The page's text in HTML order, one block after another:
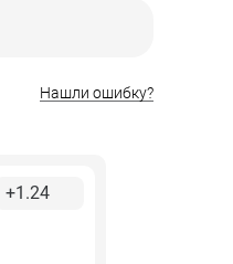
Нашли ошибку?
+1.24